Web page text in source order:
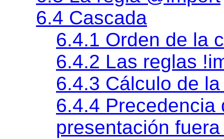
6.4 Cascada
6.4.1 Orden de la
6.4.2 Las reglas
6.4.3 Cálculo de
6.4.4
presentación